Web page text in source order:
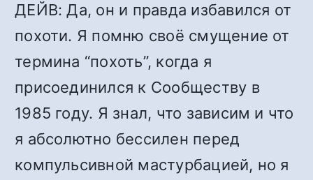
ДЕЙВ: Да, он и правда избавился от
похоти. Я помню своё смущение от
термина “похоть”, когда я
присоединился к Сообществу в
1985 году. Я знал, что зависим и что
я абсолютно бессилен перед
компульсивной мастурбацией, но я